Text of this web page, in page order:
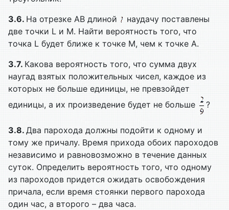
3.6. На отрезке AB длиной
наудачу поставлены
две точки L и M. Найти вероятность того, что
точка L будет ближе к точке M, чем к точке A.
3.7. Какова вероятность того, что сумма двух
наугад взятых положительных чисел, каждое из
которых не больше единицы, не превзойдет
единицы, а их произведение будет не больше
?
3.8. Два парохода должны подойти к одному и
тому же причалу. Время прихода обоих пароходов
независимо и равновозможно в течение данных
суток. Определить вероятность того, что одному
из пароходов придется ожидать освобождения
причала, если время стоянки первого парохода
один час, а второго – два часа.